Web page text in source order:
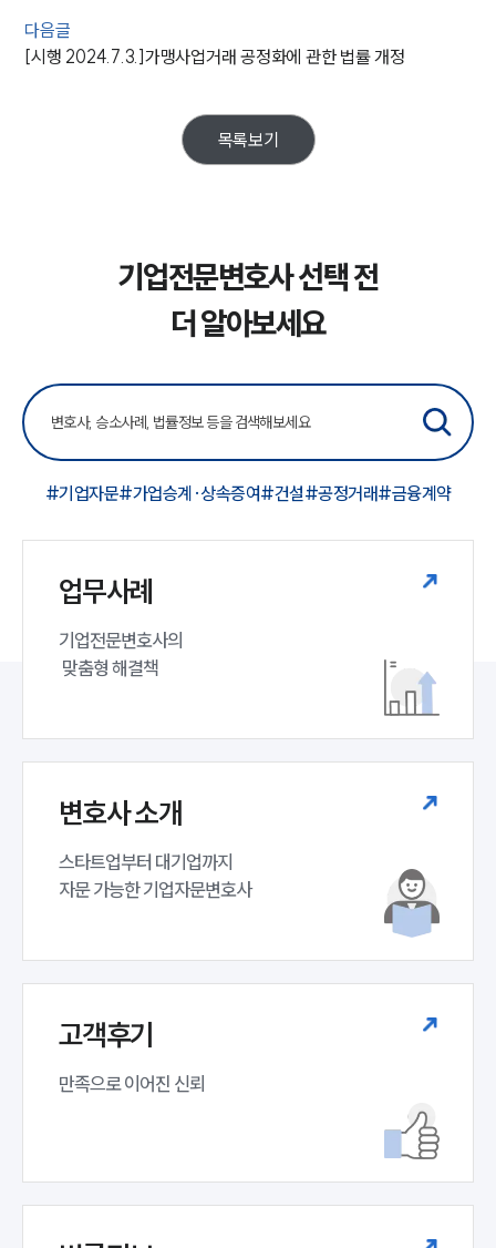
다음글
[시행 2024.7.3.]가맹사업거래 공정화에 관한 법률 개정
목록보기
기업전문변호사 선택 전
더 알아보세요
#기업자문#가업승계·상속증여#건설#공정거래#금융계약
업무사례
기업전문변호사의
맞춤형 해결책
변호사 소개
스타트업부터 대기업까지
자문 가능한 기업자문변호사
고객후기
만족으로 이어진 신뢰